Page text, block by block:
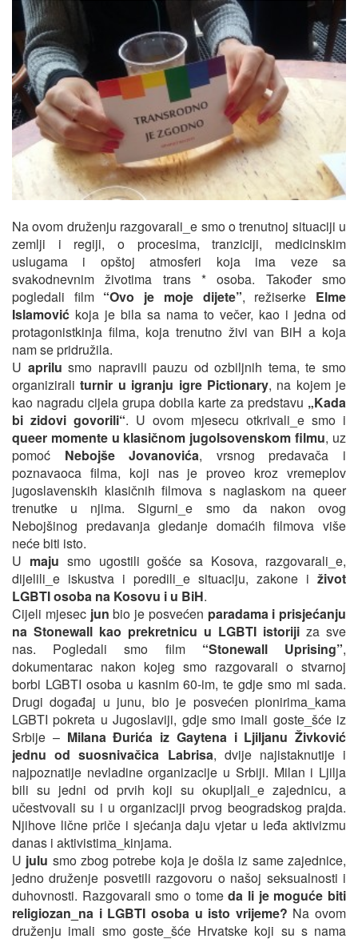
Na ovom druženju razgovarali_e smo o trenutnoj situaciji u
zemlji i regiji, o procesima, tranziciji, medicinskim
uslugama i opštoj atmosferi koja ima veze sa
svakodnevnim životima trans * osoba. Također smo
pogledali film “Ovo je moje dijete”, režiserke Elme
Islamović koja je bila sa nama to večer, kao i jedna od
protagonistkinja filma, koja trenutno živi van BiH a koja
nam se pridružila.
U aprilu smo napravili pauzu od ozbiljnih tema, te smo
organiziraliturnir u igranju igre Pictionary, na kojem je
kao nagradu cijela grupa dobila karte za predstavu „Kada
bi zidovi govorili“. U ovom mjesecu otkrivali_e smo i
queer momente u klasičnom jugolsovenskom filmu, uz
pomoć Nebojše Jovanovića, vrsnog predavača i
poznavaoca filma, koji nas je proveo kroz vremeplov
jugoslavenskih klasičnih filmova s naglaskom na queer
trenutke u njima. Sigurni_e smo da nakon ovog
Nebojšinog predavanja gledanje domaćih filmova više
neće biti isto.
U maju smo ugostili gošće sa Kosova, razgovarali_e,
dijelili_e iskustva i poredili_e situaciju, zakone i život
LGBTI osoba na Kosovu i u BiH.
Cijeli mjesec jun bio je posvećen paradama i prisjećanju
na Stonewall kao prekretnicu u LGBTI istoriji za sve
nas. Pogledali smo film “Stonewall Uprising”,
dokumentarac nakon kojeg smo razgovarali o stvarnoj
borbi LGBTI osoba u kasnim 60-im, te gdje smo mi sada.
Drugi događaj u junu, bio je posvećen pionirima_kama
LGBTI pokreta u Jugoslaviji, gdje smo imali goste_šće iz
Srbije – Milana Đurića iz Gaytena i Ljiljanu Živković
jednu od suosnivačica Labrisa, dvije najistaknutije i
najpoznatije nevladine organizacije u Srbiji. Milan i Ljilja
bili su jedni od prvih koji su okupljali_e zajednicu, a
učestvovali su i u organizaciji prvog beogradskog prajda.
Njihove lične priče i sjećanja daju vjetar u leđa aktivizmu
danas i aktivistima_kinjama.
U julu smo zbog potrebe koja je došla iz same zajednice,
jedno druženje posvetili razgovoru o našoj seksualnosti i
duhovnosti. Razgovarali smo o tomeda li je moguće biti
religiozan_na i LGBTI osoba u isto vrijeme? Na ovom
druženju imali smo goste_šće Hrvatske koji su s nama